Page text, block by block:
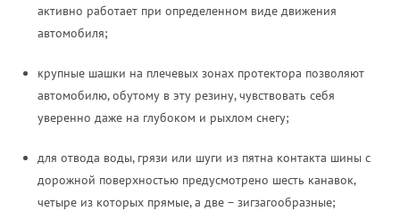
активно работает при определенном виде движения
автомобиля;
крупные шашки на плечевых зонах протектора позволяют
автомобилю, обутому в эту резину, чувствовать себя
уверенно даже на глубоком и рыхлом снегу;
для отвода воды, грязи или шуги из пятна контакта шины с
дорожной поверхностью предусмотрено шесть канавок,
четыре из которых прямые, а две – зигзагообразные;